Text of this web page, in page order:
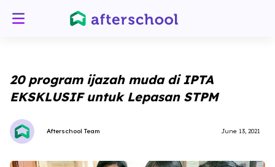
20 program ijazah muda di IPTA
EKSKLUSIF untuk Lepasan STPM
Afterschool Team June 13, 2021